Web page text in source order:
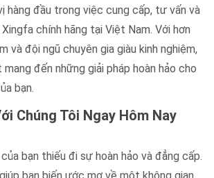
hàng đầu trong việc cung cấp, tư vấn và
chính hãng tại Việt Nam. Với hơn
và đội ngũ chuyên gia giàu kinh nghiệm,
đến những giải pháp hoàn hảo cho
bạn.
Chúng Tôi Ngay Hôm Nay
bạn thiếu đi sự hoàn hảo và đẳng cấp.